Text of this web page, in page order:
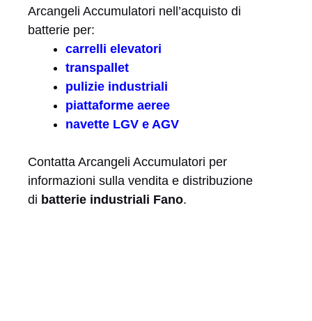
Arcangeli Accumulatori nell’acquisto di
batterie per:
carrelli elevatori
transpallet
pulizie industriali
piattaforme aeree
navette LGV e AGV
Contatta Arcangeli Accumulatori per
informazioni sulla vendita e distribuzione
di batterie industriali Fano.